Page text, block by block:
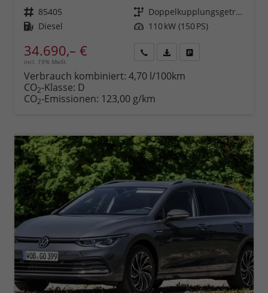
Fahrzeugnr. 85405 Getriebe
Doppelkupplungsgetriebe (DSG)
Kraftstoff Diesel Leistung 110 kW (150 PS)
34.690,– €
incl. 19% MwSt.
anfordern
Datei,
Verbrauch kombiniert: 4,70 l/100km
CO2-Klasse: D
CO2-Emissionen: 123,00 g/km